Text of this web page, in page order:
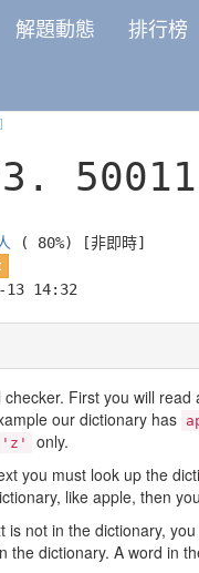
解題動態 排行榜
( 80%)
[非即時]
13 14:32
First you will
our dictionary has
'z'
only.
you must look up the
like apple, then
is not in the dictionary,
the dictionary. A word in